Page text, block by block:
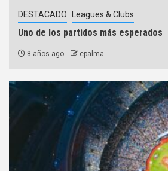
DESTACADO Leagues & Clubs
Uno de los partidos más esperados
8 años ago epalma